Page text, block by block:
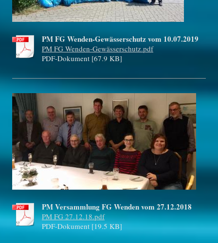
PM FG Wenden-Gewässerschutz vom 10.07.2019
PM FG Wenden-Gewässerschutz.pdf
PDF-Dokument [67.9 KB]
PM Versammlung FG Wenden vom 27.12.2018
PM FG 27.12.18.pdf
PDF-Dokument [19.5 KB]